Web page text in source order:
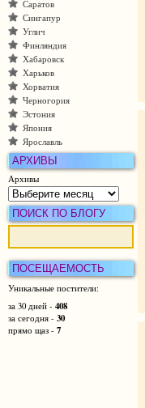
Саратов
Сингапур
Углич
Финляндия
Хабаровск
Харьков
Хорватия
Черногория
Эстония
Япония
Ярославль
АРХИВЫ
Архивы
ПОИСК ПО БЛОГУ
ПОСЕЩАЕМОСТЬ
Уникальные постители:
за 30 дней - 408
за сегодня - 30
прямо щаз - 7